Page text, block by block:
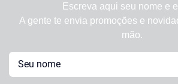
Escreva aqui seu nome e
A gente te envia promoções e
mão.